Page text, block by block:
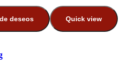
deseos Quick view